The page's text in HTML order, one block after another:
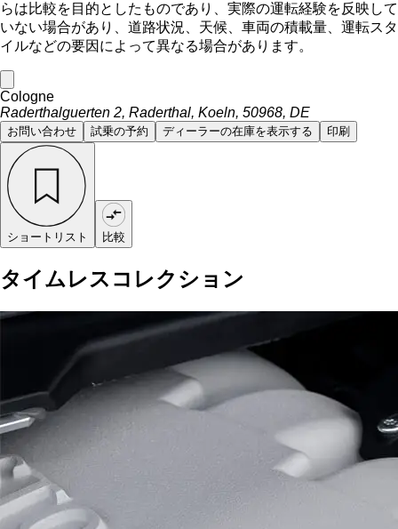
らは比較を目的としたものであり、実際の運転経験を反映して
いない場合があり、道路状況、天候、車両の積載量、運転スタ
イルなどの要因によって異なる場合があります。
Cologne
Raderthalguerten 2, Raderthal, Koeln, 50968, DE
お問い合わせ 試乗の予約 ディーラーの在庫を表示する 印刷
ショートリスト 比較
タイムレスコレクション